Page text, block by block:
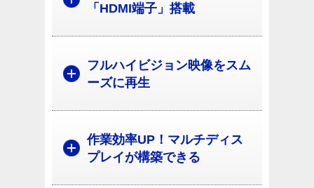
「HDMI端子」搭載
フルハイビジョン映像をスム
ーズに再生
作業効率UP！マルチディス
プレイが構築できる